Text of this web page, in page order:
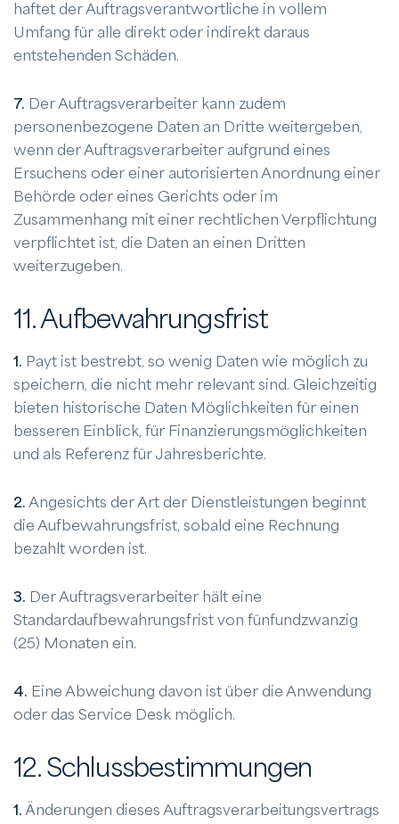
haftet der Auftragsverantwortliche in vollem
Umfang für alle direkt oder indirekt daraus
entstehenden Schäden.
7. Der Auftragsverarbeiter kann zudem
personenbezogene Daten an Dritte weitergeben,
wenn der Auftragsverarbeiter aufgrund eines
Ersuchens oder einer autorisierten Anordnung einer
Behörde oder eines Gerichts oder im
Zusammenhang mit einer rechtlichen Verpflichtung
verpflichtet ist, die Daten an einen Dritten
weiterzugeben.
11. Aufbewahrungsfrist
1. Payt ist bestrebt, so wenig Daten wie möglich zu
speichern, die nicht mehr relevant sind. Gleichzeitig
bieten historische Daten Möglichkeiten für einen
besseren Einblick, für Finanzierungsmöglichkeiten
und als Referenz für Jahresberichte.
2. Angesichts der Art der Dienstleistungen beginnt
die Aufbewahrungsfrist, sobald eine Rechnung
bezahlt worden ist.
3. Der Auftragsverarbeiter hält eine
Standardaufbewahrungsfrist von fünfundzwanzig
(25) Monaten ein.
4. Eine Abweichung davon ist über die Anwendung
oder das Service Desk möglich.
12. Schlussbestimmungen
1. Änderungen dieses Auftragsverarbeitungsvertrags